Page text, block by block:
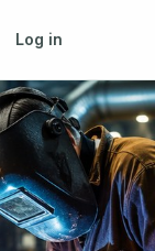
Log in